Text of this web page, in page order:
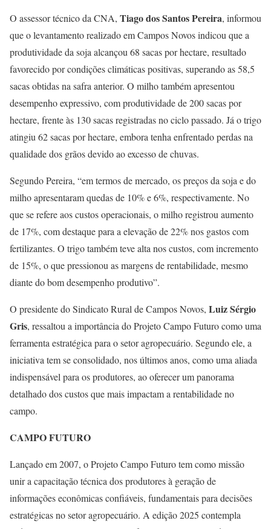
O assessor técnico da CNA, Tiago dos Santos Pereira, informou
que o levantamento realizado em Campos Novos indicou que a
produtividade da soja alcançou 68 sacas por hectare, resultado
favorecido por condições climáticas positivas, superando as 58,5
sacas obtidas na safra anterior. O milho também apresentou
desempenho expressivo, com produtividade de 200 sacas por
hectare, frente às 130 sacas registradas no ciclo passado. Já o trigo
atingiu 62 sacas por hectare, embora tenha enfrentado perdas na
qualidade dos grãos devido ao excesso de chuvas.
Segundo Pereira, “em termos de mercado, os preços da soja e do
milho apresentaram quedas de 10% e 6%, respectivamente. No
que se refere aos custos operacionais, o milho registrou aumento
de 17%, com destaque para a elevação de 22% nos gastos com
fertilizantes. O trigo também teve alta nos custos, com incremento
de 15%, o que pressionou as margens de rentabilidade, mesmo
diante do bom desempenho produtivo”.
O presidente do Sindicato Rural de Campos Novos, Luiz Sérgio
Gris, ressaltou a importância do Projeto Campo Futuro como uma
ferramenta estratégica para o setor agropecuário. Segundo ele, a
iniciativa tem se consolidado, nos últimos anos, como uma aliada
indispensável para os produtores, ao oferecer um panorama
detalhado dos custos que mais impactam a rentabilidade no
campo.
CAMPO FUTURO
Lançado em 2007, o Projeto Campo Futuro tem como missão
unir a capacitação técnica dos produtores à geração de
informações econômicas confiáveis, fundamentais para decisões
estratégicas no setor agropecuário. A edição 2025 contempla